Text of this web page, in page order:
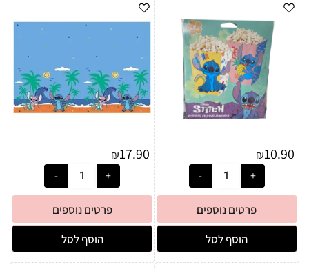
₪10.90
פרטים נוספים
הוסף לסל
₪17.90
פרטים נוספים
הוסף לסל